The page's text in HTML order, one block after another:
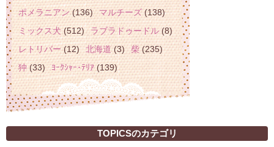
ポメラニアン(136) マルチーズ(138)
ミックス犬(512) ラブラドゥードル(8)
レトリバー(12) 北海道(3) 柴(235)
狆(33) ﾖｰｸｼｬｰ･ﾃﾘｱ(139)
TOPICSのカテゴリ